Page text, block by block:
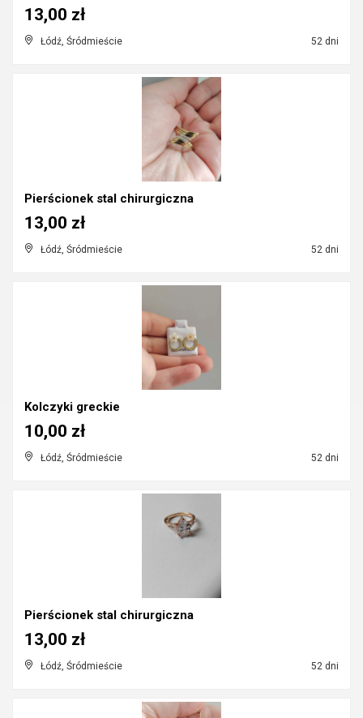
Łódź, Śródmieście 52 dni
13,00 zł
Pierścionek stal chirurgiczna
Łódź, Śródmieście 52 dni
13,00 zł
Kolczyki greckie
Łódź, Śródmieście 52 dni
10,00 zł
Pierścionek stal chirurgiczna
Łódź, Śródmieście 52 dni
13,00 zł